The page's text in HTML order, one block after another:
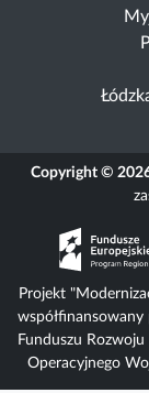
Copyright ©
Projekt
współfinansowany
Funduszu
Operacyjnego